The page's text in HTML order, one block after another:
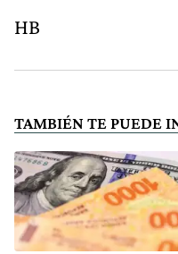
HB
TAMBIÉN TE PUEDE